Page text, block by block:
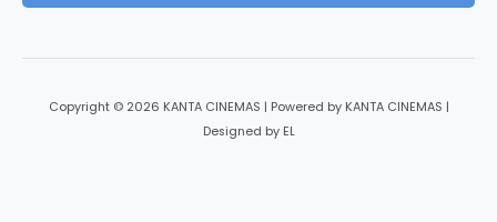
Copyright © 2026 KANTA CINEMAS | Powered by KANTA CINEMAS |
Designed by EL